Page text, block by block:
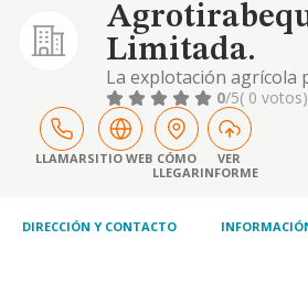
Limitada.
La explotación agrícola
en arrendamiento o
compraventa y
productos agrícolas,
derivados. para todo
sea necesario, el
0/5( 0 votos)
LLAMARSITIO WEB CÓMO
LLEGAR
VER
INFORME
DIRECCIÓN Y CONTACTO